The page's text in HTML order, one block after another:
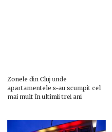
Zonele din Cluj unde
apartamentele s-au scumpit cel
mai mult în ultimii trei ani